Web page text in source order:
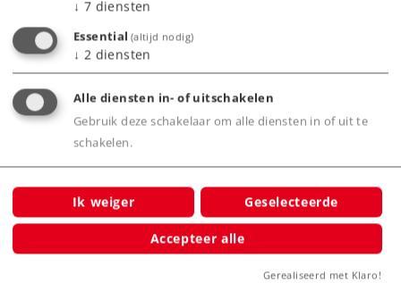
met railovaal.
229,00 €
↓ 7 diensten
Essential (altijd nodig)
↓ 2 diensten
Alle diensten in- of uitschakelen
Gebruik deze schakelaar om alle diensten in of uit te
schakelen.
Ik weiger Geselecteerde
Accepteer alle
Gerealiseerd met Klaro!